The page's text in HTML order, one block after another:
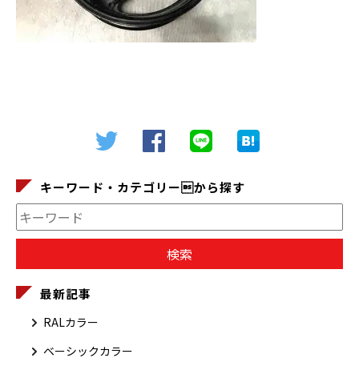
キーワード・カテゴリーから探す
最新記事
RALカラー
ベーシックカラー